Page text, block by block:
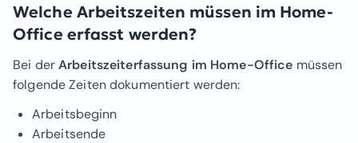
Welche Arbeitszeiten müssen im Home-
Office erfasst werden?
Bei derArbeitszeiterfassung im Home-Office müssen
folgende Zeiten dokumentiert werden:
Arbeitsbeginn
Arbeitsende